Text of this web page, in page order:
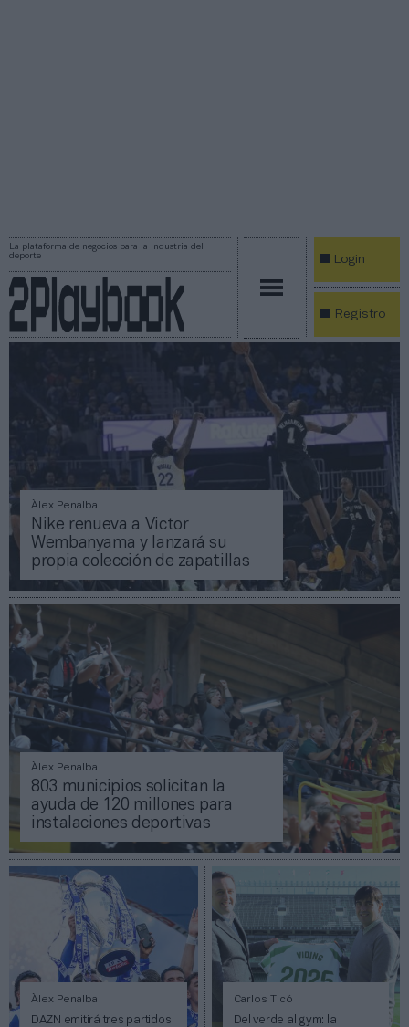
La plataforma de negocios para la industria del
deporte
Login
Registro
Àlex Penalba
Nike renueva a Victor
Wembanyama y lanzará su
propia colección de zapatillas
Àlex Penalba
803 municipios solicitan la
ayuda de 120 millones para
instalaciones deportivas
Àlex Penalba
DAZN emitirá tres partidos
Carlos Ticó
Del verde al gym: la